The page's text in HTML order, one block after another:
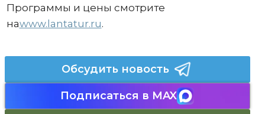
Программы и цены смотрите
наwww.lantatur.ru.
Обсудить новость
Подписаться в MAX